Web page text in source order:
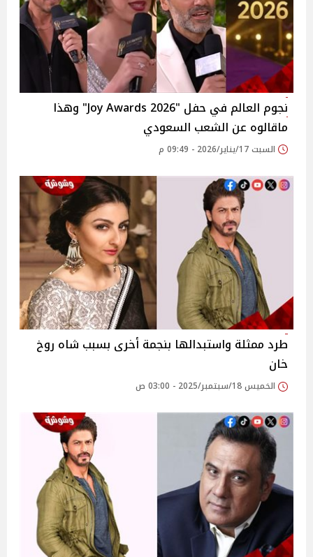
نجوم العالم في حفل "Joy Awards 2026" وهذا
ماقالوه عن الشعب السعودي
السبت 17/يناير/2026 - 09:49 م
طرد ممثلة واستبدالها بنجمة أخرى بسبب شاه روخ
خان
الخميس 18/سبتمبر/2025 - 03:00 ص